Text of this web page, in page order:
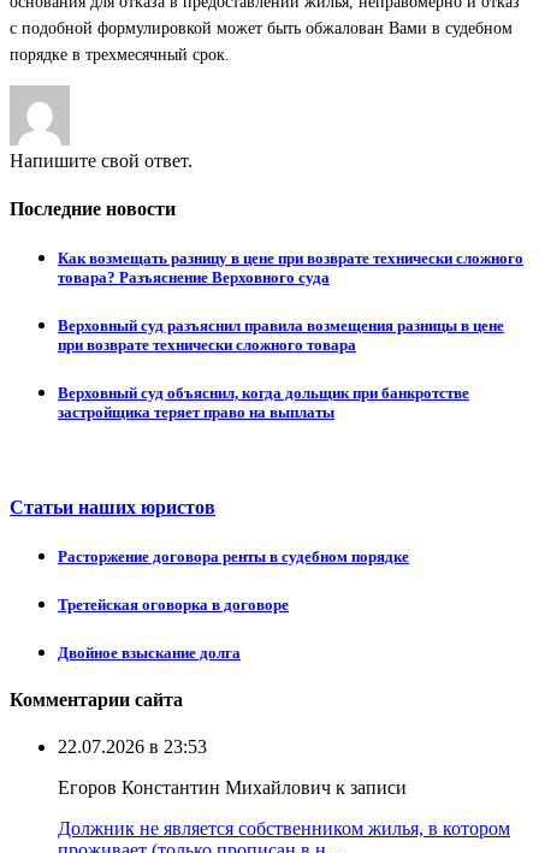
с подобной формулировкой может быть обжалован Вами в судебном
порядке в трехмесячный срок.
Напишите свой ответ.
Последние новости
Как возмещать разницу в цене при возврате технически сложного
товара? Разъяснение Верховного суда
Верховный суд разъяснил правила возмещения разницы в цене
при возврате технически сложного товара
Верховный суд объяснил, когда дольщик при банкротстве
застройщика теряет право на выплаты
Статьи наших юристов
Расторжение договора ренты в судебном порядке
Третейская оговорка в договоре
Двойное взыскание долга
Комментарии сайта
22.07.2026 в 23:53
Егоров Константин Михайлович к записи
Должник не является собственником жилья, в котором